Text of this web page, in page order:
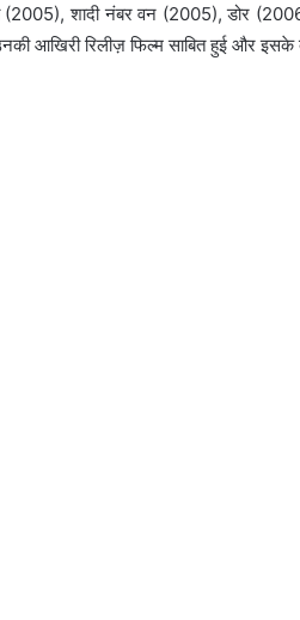
(2005), शादी नंबर वन (2005), डोर
आखिरी रिलीज़ फिल्म साबित हुई और इसके